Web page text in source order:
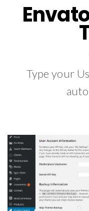
Type your